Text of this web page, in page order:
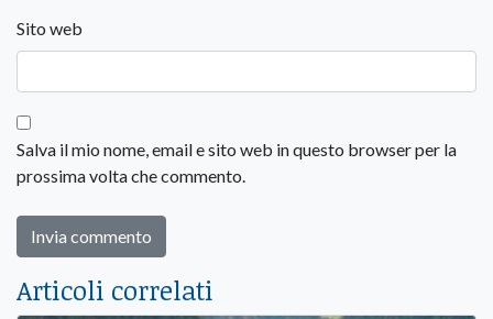
Sito web
Salva il mio nome, email e sito web in questo browser per la
prossima volta che commento.
Articoli correlati